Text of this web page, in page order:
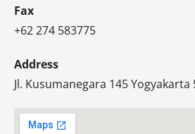
Fax
+62 274 583775
Address
Jl. Kusumanegara 145 Yogyakarta